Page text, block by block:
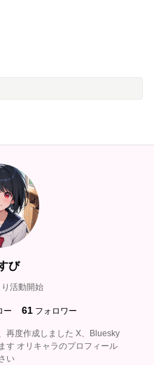
び
活動開始
ー 61 フォロワー
再度作成しました X、Bluesky
す オリキャラのプロフィール
い